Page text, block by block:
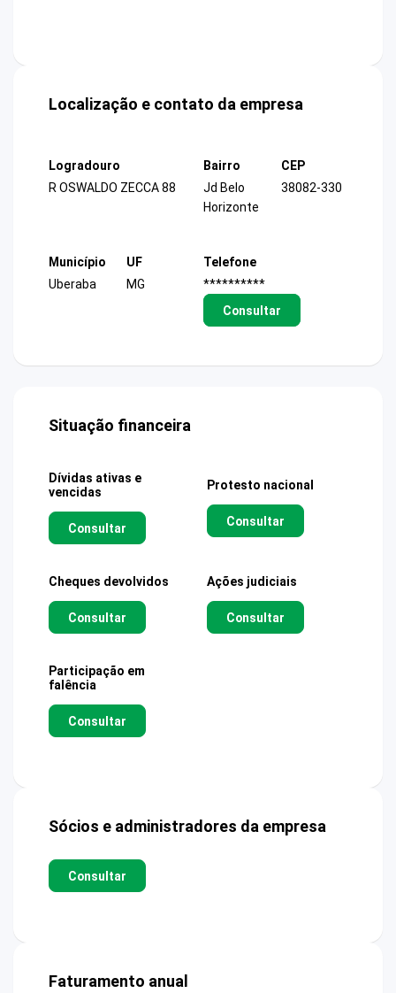
Localização e contato da empresa
Logradouro
R OSWALDO ZECCA 88
Bairro
Jd Belo
Horizonte
CEP
38082-330
Município
Uberaba
UF
MG
Telefone
**********
Consultar
Situação financeira
Dívidas ativas e
vencidas
Consultar
Protesto nacional
Consultar
Cheques devolvidos
Consultar
Ações judiciais
Consultar
Participação em
falência
Consultar
Sócios e administradores da empresa
Consultar
Faturamento anual